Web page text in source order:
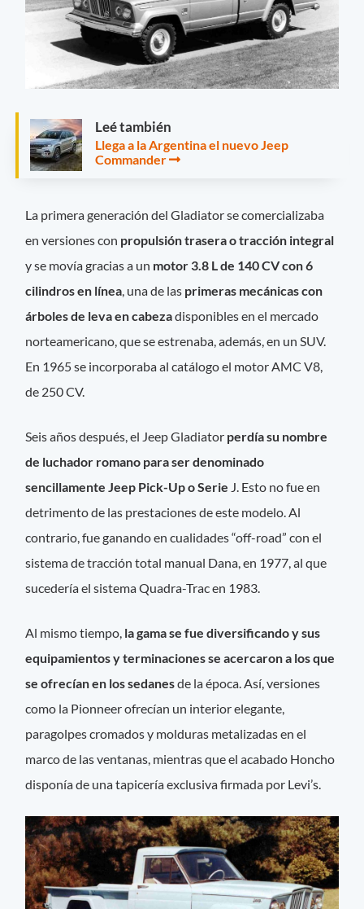
Leé también
Llega a la Argentina el nuevo Jeep
Commander
La primera generación del Gladiator se comercializaba
en versiones con propulsión trasera o tracción integral
y se movía gracias a un motor 3.8 L de 140 CV con 6
cilindros en línea , una de las primeras mecánicas con
árboles de leva en cabezadisponibles en el mercado
norteamericano, que se estrenaba, además, en un SUV.
En 1965 se incorporaba al catálogo el motor AMC V8,
de 250 CV.
Seis años después, el Jeep Gladiator perdía su nombre
de luchador romano para ser denominado
sencillamente Jeep Pick-Up o Serie J. Esto no fue en
detrimento de las prestaciones de este modelo. Al
contrario, fue ganando en cualidades “off-road” con el
sistema de tracción total manual Dana, en 1977, al que
sucedería el sistema Quadra-Trac en 1983.
Al mismo tiempo, la gama se fue diversificando y sus
equipamientos y terminaciones se acercaron a los que
se ofrecían en los sedanesde la época. Así, versiones
como la Pionneer ofrecían un interior elegante,
paragolpes cromados y molduras metalizadas en el
marco de las ventanas, mientras que el acabado Honcho
disponía de una tapicería exclusiva firmada por Levi’s.